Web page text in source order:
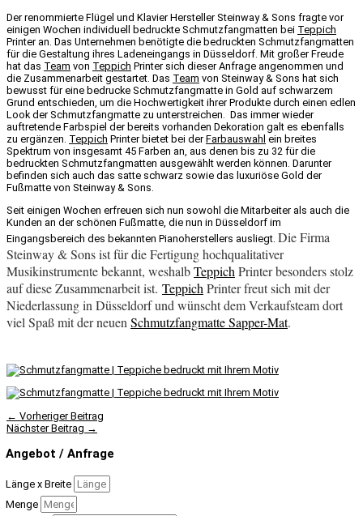
Der renommierte Flügel und Klavier Hersteller Steinway & Sons fragte vor
einigen Wochen individuell bedruckte Schmutzfangmatten bei Teppich
Printer an. Das Unternehmen benötigte die bedruckten Schmutzfangmatten
für die Gestaltung ihres Ladeneingangs in Düsseldorf. Mit großer Freude
hat das Team von Teppich Printer sich dieser Anfrage angenommen und
die Zusammenarbeit gestartet. Das Team von Steinway & Sons hat sich
bewusst für eine bedrucke Schmutzfangmatte in Gold auf schwarzem
Grund entschieden, um die Hochwertigkeit ihrer Produkte durch einen edlen
Look der Schmutzfangmatte zu unterstreichen. Das immer wieder
auftretende Farbspiel der bereits vorhanden Dekoration galt es ebenfalls
zu ergänzen. Teppich Printer bietet bei der Farbauswahl ein breites
Spektrum von insgesamt 45 Farben an, aus denen bis zu 32 für die
bedruckten Schmutzfangmatten ausgewählt werden können. Darunter
befinden sich auch das satte schwarz sowie das luxuriöse Gold der
Fußmatte von Steinway & Sons.
Seit einigen Wochen erfreuen sich nun sowohl die Mitarbeiter als auch die
Kunden an der schönen Fußmatte, die nun in Düsseldorf im
Eingangsbereich des bekannten Pianoherstellers ausliegt. Die Firma
Steinway & Sons ist für die Fertigung hochqualitativer
Musikinstrumente bekannt, weshalbTeppich Printer besonders stolz
auf diese Zusammenarbeit ist. Teppich Printer freut sich mit der
Niederlassung in Düsseldorf und wünscht dem Verkaufsteam dort
viel Spaß mit der neuen Schmutzfangmatte Sapper-Mat.
← Vorheriger Beitrag
Nächster Beitrag →
Angebot / Anfrage
Länge x Breite
Menge